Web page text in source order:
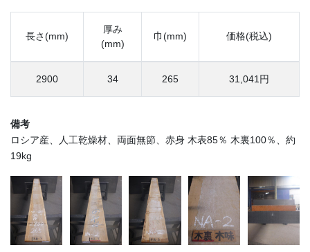
長さ(mm)
厚み
(mm)
巾(mm) 価格(税込)
2900 34 265 31,041円
備考
ロシア産、人工乾燥材、両面無節、赤身 木表85％ 木裏100％、約
19kg